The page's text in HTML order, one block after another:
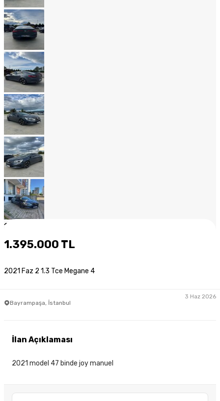
1
1.395.000 TL
2021 Faz 2 1.3 Tce Megane 4
Bayrampaşa, İstanbul
3 Haz 2026
İlan Açıklaması
2021 model 47 binde joy manuel